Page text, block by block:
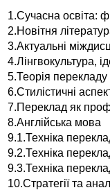
1.Сучасна освіта:
2.Новітня
3.Актуальні
4.Лінгвокультура,
5.Теорія перекладу
6.Стилістичні
7.Переклад як
8.Англійська мова
9.1.Техніка
9.2.Техніка
9.3.Техніка
10.Стратегії та